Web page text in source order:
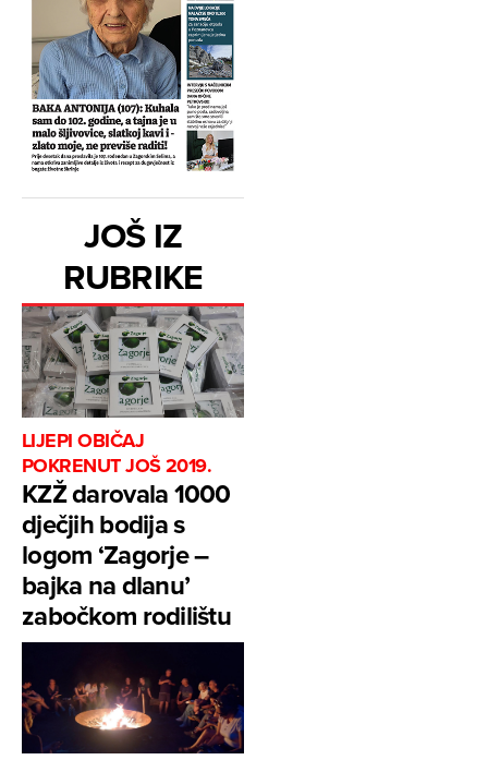
JOŠ IZ
RUBRIKE
LIJEPI OBIČAJ
POKRENUT JOŠ 2019.
KZŽ darovala 1000
dječjih bodija s
logom ‘Zagorje –
bajka na dlanu’
zabočkom rodilištu